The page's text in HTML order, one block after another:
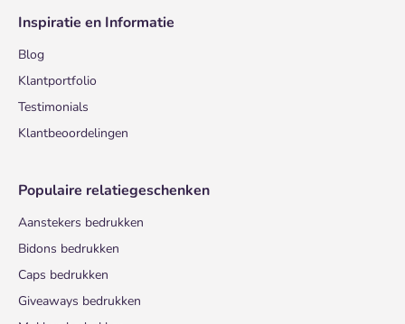
Inspiratie en Informatie
Blog
Klantportfolio
Testimonials
Klantbeoordelingen
Populaire relatiegeschenken
Aanstekers bedrukken
Bidons bedrukken
Caps bedrukken
Giveaways bedrukken